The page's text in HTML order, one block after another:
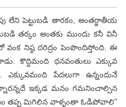
పెట్టుబడి తారకం, అంతర్జాతీయ
తర్కం అంతకు ముందు కనీ వినీ
నిష్ఠ దరిద్రం పెంపొందిస్తోంది. ఈ
కొద్దిమంది ధనవంతులు ఎక్కువ
పేదలుగా ఉన్నందునే
ఇక్కడ మనం గమనించాల్సిన
తప్ప మిగిలిన వాళ్ళంతా ఓడిపోవాలి"